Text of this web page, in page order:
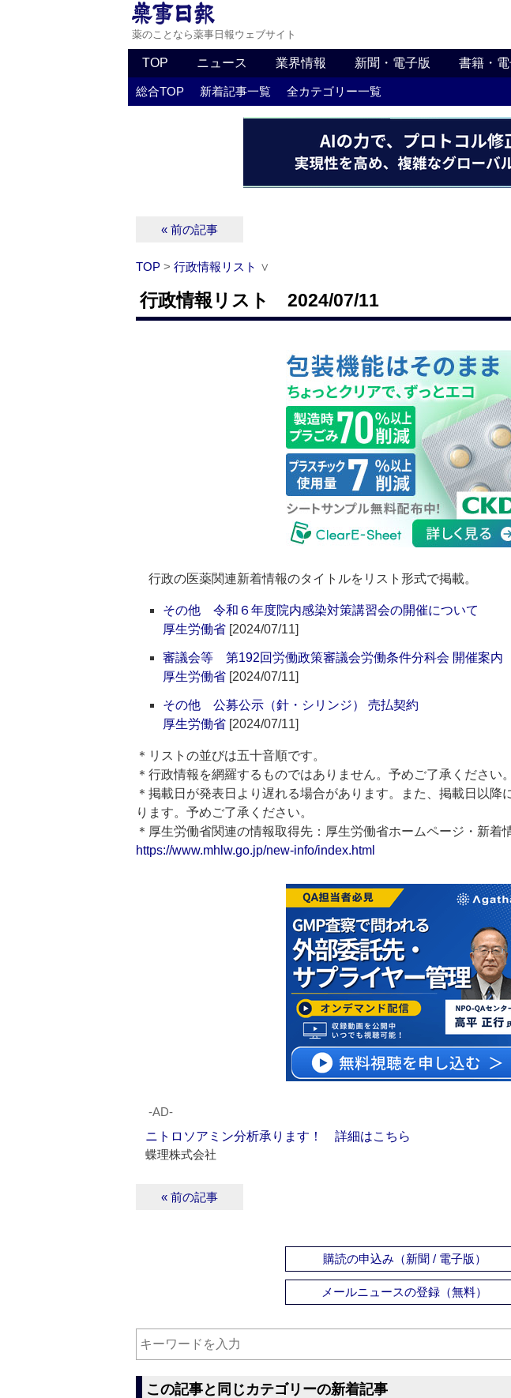
薬のことなら薬事日報ウェブサイト
TOP ニュース 業界情報 新聞・電子版 書籍・
総合TOP 新着記事一覧 全カテゴリー一覧
« 前の記事
TOP > 行政情報リスト ∨
行政情報リスト 2024/07/11
行政の医薬関連新着情報のタイトルをリスト形式で掲載。
その他 令和６年度院内感染対策講習会の開催について
厚生労働省 [2024/07/11]
審議会等 第192回労働政策審議会労働条件分科会 開催案内
厚生労働省 [2024/07/11]
その他 公募公示（針・シリンジ） 売払契約
厚生労働省 [2024/07/11]
＊リストの並びは五十音順です。
＊行政情報を網羅するものではありません。予めご了承ください。
＊掲載日が発表日より遅れる場合があります。また、掲載日以降
ります。予めご了承ください。
＊厚生労働省関連の情報取得先：厚生労働省ホームページ・新着
https://www.mhlw.go.jp/new-info/index.html
‐AD‐
ニトロソアミン分析承ります！ 詳細はこちら
蝶理株式会社
« 前の記事
購読の申込み（新聞 / 電子版）
メールニュースの登録（無料）
この記事と同じカテゴリーの新着記事